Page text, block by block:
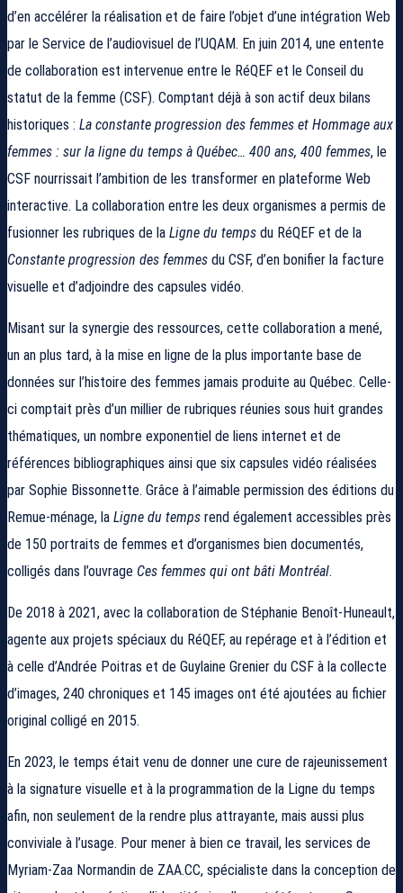
d’en accélérer la réalisation et de faire l’objet d’une intégration Web
par le Service de l’audiovisuel de l’UQAM. En juin 2014, une entente
de collaboration est intervenue entre le RéQEF et le Conseil du
statut de la femme (CSF). Comptant déjà à son actif deux bilans
historiques : La constante progression des femmes et Hommage aux
femmes : sur la ligne du temps à Québec… 400 ans, 400 femmes, le
CSF nourrissait l’ambition de les transformer en plateforme Web
interactive. La collaboration entre les deux organismes a permis de
fusionner les rubriques de la Ligne du temps du RéQEF et de la
Constante progression des femmes du CSF, d’en bonifier la facture
visuelle et d’adjoindre des capsules vidéo.
Misant sur la synergie des ressources, cette collaboration a mené,
un an plus tard, à la mise en ligne de la plus importante base de
données sur l’histoire des femmes jamais produite au Québec. Celle-
ci comptait près d’un millier de rubriques réunies sous huit grandes
thématiques, un nombre exponentiel de liens internet et de
références bibliographiques ainsi que six capsules vidéo réalisées
par Sophie Bissonnette. Grâce à l’aimable permission des éditions du
Remue-ménage, la Ligne du temps rend également accessibles près
de 150 portraits de femmes et d’organismes bien documentés,
colligés dans l’ouvrage Ces femmes qui ont bâti Montréal.
De 2018 à 2021, avec la collaboration de Stéphanie Benoît-Huneault,
agente aux projets spéciaux du RéQEF, au repérage et à l’édition et
à celle d’Andrée Poitras et de Guylaine Grenier du CSF à la collecte
d’images, 240 chroniques et 145 images ont été ajoutées au fichier
original colligé en 2015.
En 2023, le temps était venu de donner une cure de rajeunissement
à la signature visuelle et à la programmation de la Ligne du temps
afin, non seulement de la rendre plus attrayante, mais aussi plus
conviviale à l’usage. Pour mener à bien ce travail, les services de
Myriam-Zaa Normandin de ZAA.CC, spécialiste dans la conception de